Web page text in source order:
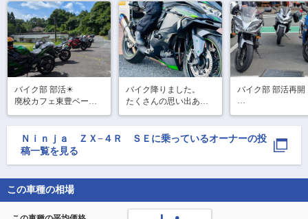
バイク部 部活☀
廃校カフェ東豊ベース
メニューはもちろんの
ことお店の人も最高に
バイク降りました。
たくさんの思い出あり
がとう〜
バイク部 部活再開
ー🏍
FZ6Sさんと青忍様
Ｎｉｎｊａ ＺＸ−４Ｒ ＳＥ に乗っているオーナーの投
稿一覧を見る
この車種の相場